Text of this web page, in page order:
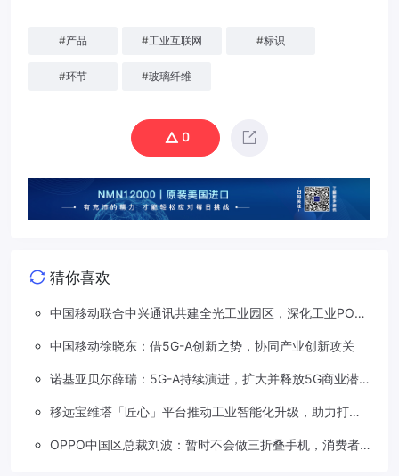
#产品 #工业互联网 #标识
#环节 #玻璃纤维
0
猜你喜欢
中国移动联合中兴通讯共建全光工业园区，深化工业PON
中国移动徐晓东：借5G-A创新之势，协同产业创新攻关
诺基亚贝尔薛瑞：5G-A持续演进，扩大并释放5G商业潜
移远宝维塔「匠心」平台推动工业智能化升级，助力打造
OPPO中国区总裁刘波：暂时不会做三折叠手机，消费者